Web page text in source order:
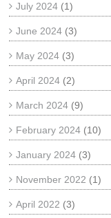
July 2024 (1)
June 2024 (3)
May 2024 (3)
April 2024 (2)
March 2024 (9)
February 2024 (10)
January 2024 (3)
November 2022 (1)
April 2022 (3)